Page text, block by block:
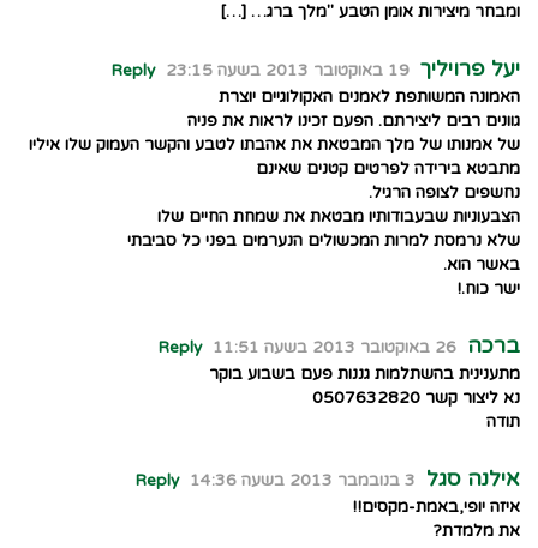
ומבחר מיצירות אומן הטבע "מלך ברג… […]
יעל פרויליך 19 באוקטובר 2013 בשעה 23:15
Reply
האמונה המשותפת לאמנים האקולוגיים יוצרת
גוונים רבים ליצירתם. הפעם זכינו לראות את פניה
של אמנותו של מלך המבטאת את אהבתו לטבע והקשר העמוק שלו איליו
מתבטא בירידה לפרטים קטנים שאינם
נחשפים לצופה הרגיל.
הצבעוניות שבעבודותיו מבטאת את שמחת החיים שלו
שלא נרמסת למרות המכשולים הנערמים בפני כל סביבתי
באשר הוא.
ישר כוח.!
ברכה 26 באוקטובר 2013 בשעה 11:51
Reply
מתענינית בהשתלמות גננות פעם בשבוע בוקר
נא ליצור קשר 0507632820
תודה
אילנה סגל 3 בנובמבר 2013 בשעה 14:36
Reply
איזה יופי,באמת-מקסים!!
את מלמדת?